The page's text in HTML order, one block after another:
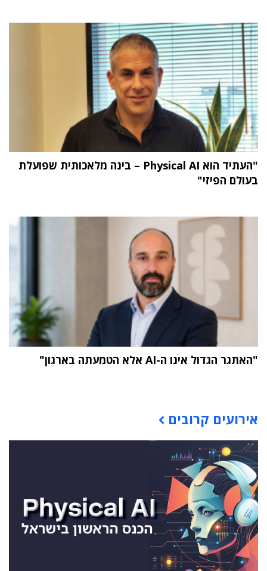
"העתיד הוא Physical AI – בינה מלאכותית שפועלת
בעולם הפיזי"
"האתגר הגדול אינו ה-AI אלא הטמעתה בארגון"
אירועים קרובים